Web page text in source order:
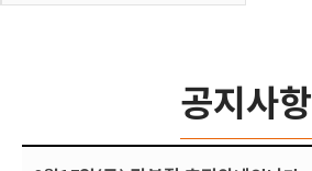
공지사항